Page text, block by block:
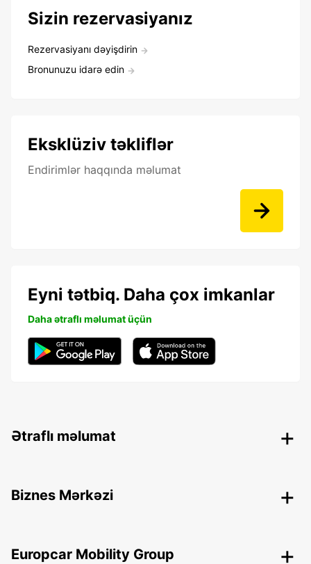
Sizin rezervasiyanız
Rezervasiyanı dəyişdirin
Bronunuzu idarə edin
Eksklüziv təkliflər
Endirimlər haqqında məlumat
Eyni tətbiq. Daha çox imkanlar
Daha ətraflı məlumat üçün
Ətraflı məlumat
Biznes Mərkəzi
Europcar Mobility Group